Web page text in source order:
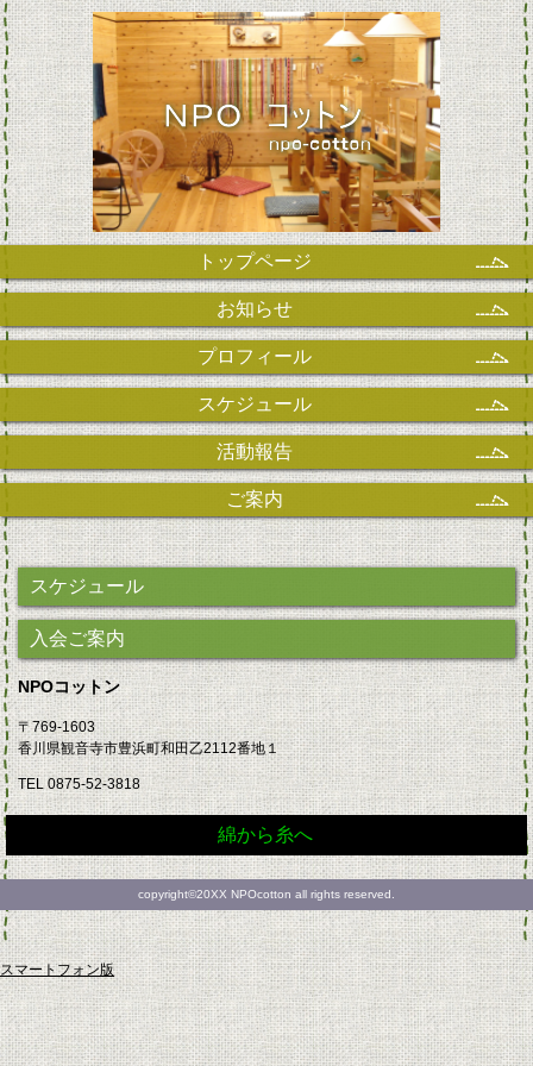
トップページ
お知らせ
プロフィール
スケジュール
活動報告
ご案内
スケジュール
入会ご案内
NPOコットン
〒769-1603
香川県観音寺市豊浜町和田乙2112番地１
TEL 0875-52-3818
綿から糸へ
copyright©20XX NPOcotton all rights reserved.
スマートフォン版